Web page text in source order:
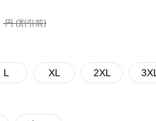
円 (割引前)
L XL 2XL 3XL